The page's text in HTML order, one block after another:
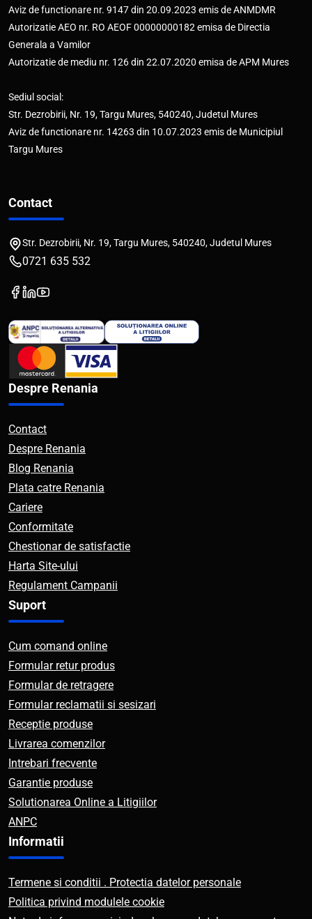
Aviz de functionare nr. 9147 din 20.09.2023 emis de ANMDMR
Autorizatie AEO nr. RO AEOF 00000000182 emisa de Directia
Generala a Vamilor
Autorizatie de mediu nr. 126 din 22.07.2020 emisa de APM Mures
Sediul social:
Str. Dezrobirii, Nr. 19, Targu Mures, 540240, Judetul Mures
Aviz de functionare nr. 14263 din 10.07.2023 emis de Municipiul
Targu Mures
Contact
Str. Dezrobirii, Nr. 19, Targu Mures, 540240, Judetul Mures
0721 635 532
Despre Renania
Contact
Despre Renania
Blog Renania
Plata catre Renania
Cariere
Conformitate
Chestionar de satisfactie
Harta Site-ului
Regulament Campanii
Suport
Cum comand online
Formular retur produs
Formular de retragere
Formular reclamatii si sesizari
Receptie produse
Livrarea comenzilor
Intrebari frecvente
Garantie produse
Solutionarea Online a Litigiilor
ANPC
Informatii
Termene si conditii . Protectia datelor personale
Politica privind modulele cookie